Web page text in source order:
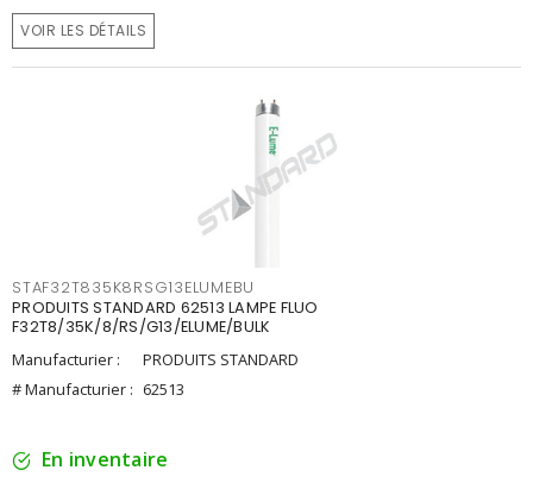
VOIR LES DÉTAILS
STAF32T835K8RSG13ELUMEBU
PRODUITS STANDARD 62513 LAMPE FLUO
F32T8/35K/8/RS/G13/ELUME/BULK
Manufacturier :
PRODUITS STANDARD
# Manufacturier : 62513
En inventaire